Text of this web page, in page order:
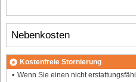
Nebenkosten
Kostenfreie Stornierung
Wenn Sie einen nicht